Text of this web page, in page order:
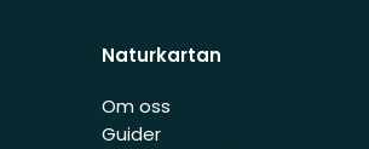
Naturkartan
Om oss
Guider